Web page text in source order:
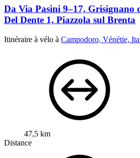
Da Via Pasini 9–17, Grisignano
Del Dente 1, Piazzola sul Brenta
Itinéraire à vélo à Campodoro, Vénétie,
47,5 km
Distance